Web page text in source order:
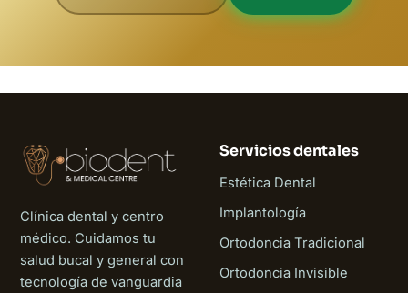
Clínica dental y centro
médico. Cuidamos tu
salud bucal y general con
tecnología de vanguardia
Servicios dentales
Estética Dental
Implantología
Ortodoncia Tradicional
Ortodoncia Invisible